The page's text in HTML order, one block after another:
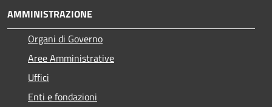
AMMINISTRAZIONE
Organi di Governo
Aree Amministrative
Uffici
Enti e fondazioni